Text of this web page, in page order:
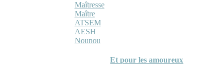
Maîtresse
Maître
ATSEM
AESH
Nounou
Et pour les amoureux